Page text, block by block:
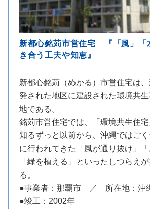
新都心銘苅市営住宅 『「風」「
き合う工夫や知恵』
新都心銘苅（めかる）市営住宅は
発された地区に建設された環境共
地である。
銘苅市営住宅では、「環境共生住
知るずっと以前から、沖縄ではご
に行われてきた「風が通り抜け」「
「緑を植える」といったしつらえ
る。
●事業者：那覇市 ／ 所在地：沖
●竣工：2002年